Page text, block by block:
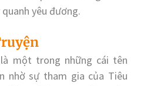
yêu đương.
là một trong những cái tên
nhờ sự tham gia của Tiêu